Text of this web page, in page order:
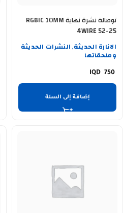
توصالة نشرة نهاية RGBIC 10MM
4WIRE 52-25
الانارة الحديثة, النشرات الحديثة
وملحقاتها
750
إضافة إلى السلة